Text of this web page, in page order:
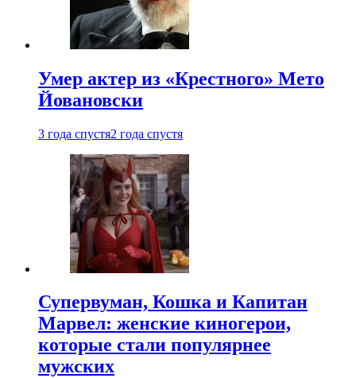
Умер актер из «Крестного» Мето
Йовановски
3 года спустя2 года спустя
Супервуман, Кошка и Капитан
Марвел: женские киногерои,
которые стали популярнее
мужских